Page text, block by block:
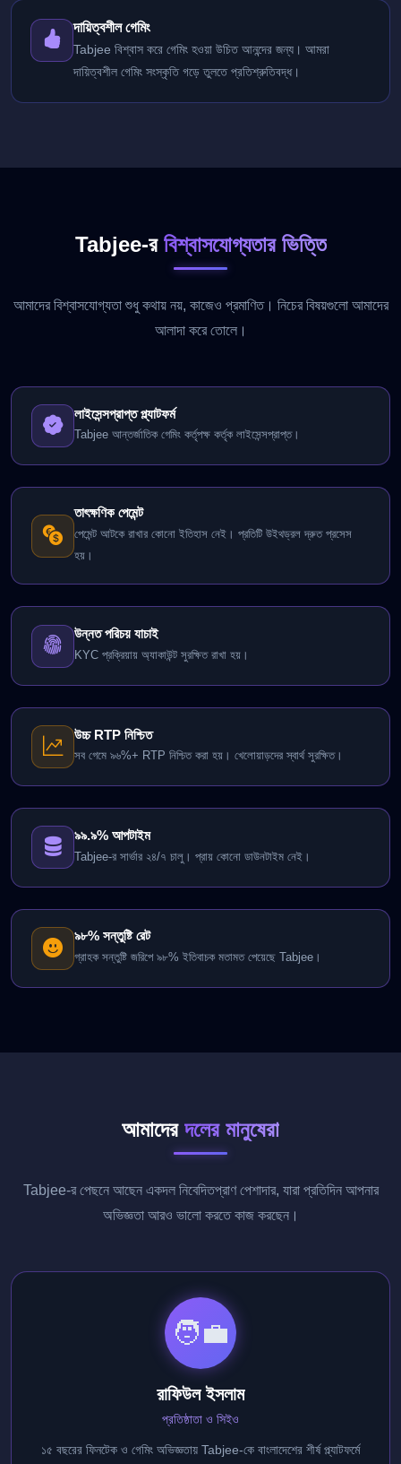
দায়িত্বশীল গেমিং
Tabjee বিশ্বাস করে গেমিং হওয়া উচিত আনন্দের জন্য। আমরা
দায়িত্বশীল গেমিং সংস্কৃতি গড়ে তুলতে প্রতিশ্রুতিবদ্ধ।
Tabjee-র বিশ্বাসযোগ্যতার ভিত্তি
আমাদের বিশ্বাসযোগ্যতা শুধু কথায় নয়, কাজেও প্রমাণিত। নিচের বিষয়গুলো আমাদের
আলাদা করে তোলে।
লাইসেন্সপ্রাপ্ত প্ল্যাটফর্ম
Tabjee আন্তর্জাতিক গেমিং কর্তৃপক্ষ কর্তৃক লাইসেন্সপ্রাপ্ত।
তাৎক্ষণিক পেমেন্ট
পেমেন্ট আটকে রাখার কোনো ইতিহাস নেই। প্রতিটি উইথড্রল দ্রুত প্রসেস
হয়।
উন্নত পরিচয় যাচাই
KYC প্রক্রিয়ায় অ্যাকাউন্ট সুরক্ষিত রাখা হয়।
উচ্চ RTP নিশ্চিত
সব গেমে ৯৬%+ RTP নিশ্চিত করা হয়। খেলোয়াড়দের স্বার্থ সুরক্ষিত।
৯৯.৯% আপটাইম
Tabjee-র সার্ভার ২৪/৭ চালু। প্রায় কোনো ডাউনটাইম নেই।
৯৮% সন্তুষ্টি রেট
গ্রাহক সন্তুষ্টি জরিপে ৯৮% ইতিবাচক মতামত পেয়েছে Tabjee।
আমাদের দলের মানুষেরা
Tabjee-র পেছনে আছেন একদল নিবেদিতপ্রাণ পেশাদার, যারা প্রতিদিন আপনার
অভিজ্ঞতা আরও ভালো করতে কাজ করছেন।
🧑‍💼
রাফিউল ইসলাম
প্রতিষ্ঠাতা ও সিইও
১৫ বছরের ফিনটেক ও গেমিং অভিজ্ঞতায় Tabjee-কে বাংলাদেশের শীর্ষ প্ল্যাটফর্মে